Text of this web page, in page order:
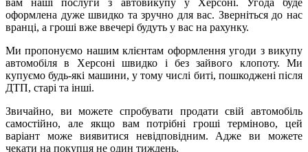
вам наші послуги з автовикупу у Херсоні. Угода буде
оформлена дуже швидко та зручно для вас. Зверніться до нас
вранці, а гроші вже ввечері будуть у вас на рахунку.
Ми пропонуємо нашим клієнтам оформлення угоди з викупу
автомобіля в Херсоні швидко і без зайвого клопоту. Ми
купуємо будь-які машини, у тому числі биті, пошкоджені після
ДТП, старі та інші.
Звичайно, ви можете спробувати продати свій автомобіль
самостійно, але якщо вам потрібні гроші терміново, цей
варіант може виявитися невідповідним. Адже ви можете
чекати на покупця не один тиждень.